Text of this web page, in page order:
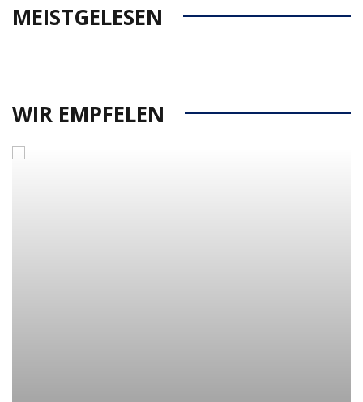
MEISTGELESEN
WIR EMPFELEN